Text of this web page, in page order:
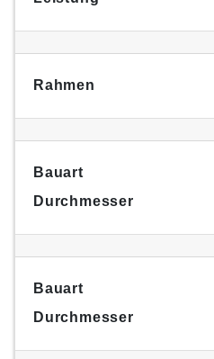
Rahmen
Bauart
Durchmesser
Bauart
Durchmesser